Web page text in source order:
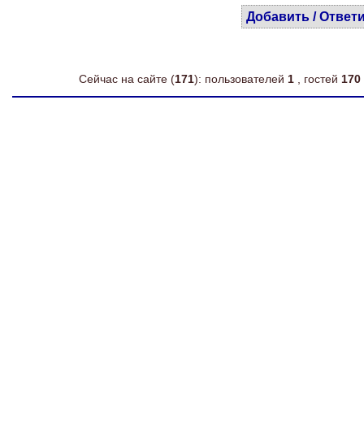
Добавить /
Сейчас на сайте (171): пользователей 1 , гостей 170